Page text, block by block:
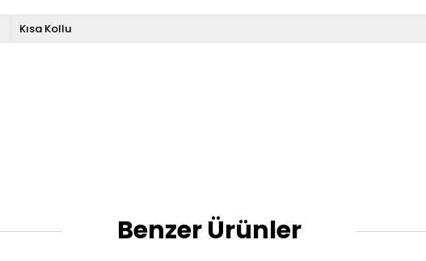
Kısa Kollu
Benzer Ürünler